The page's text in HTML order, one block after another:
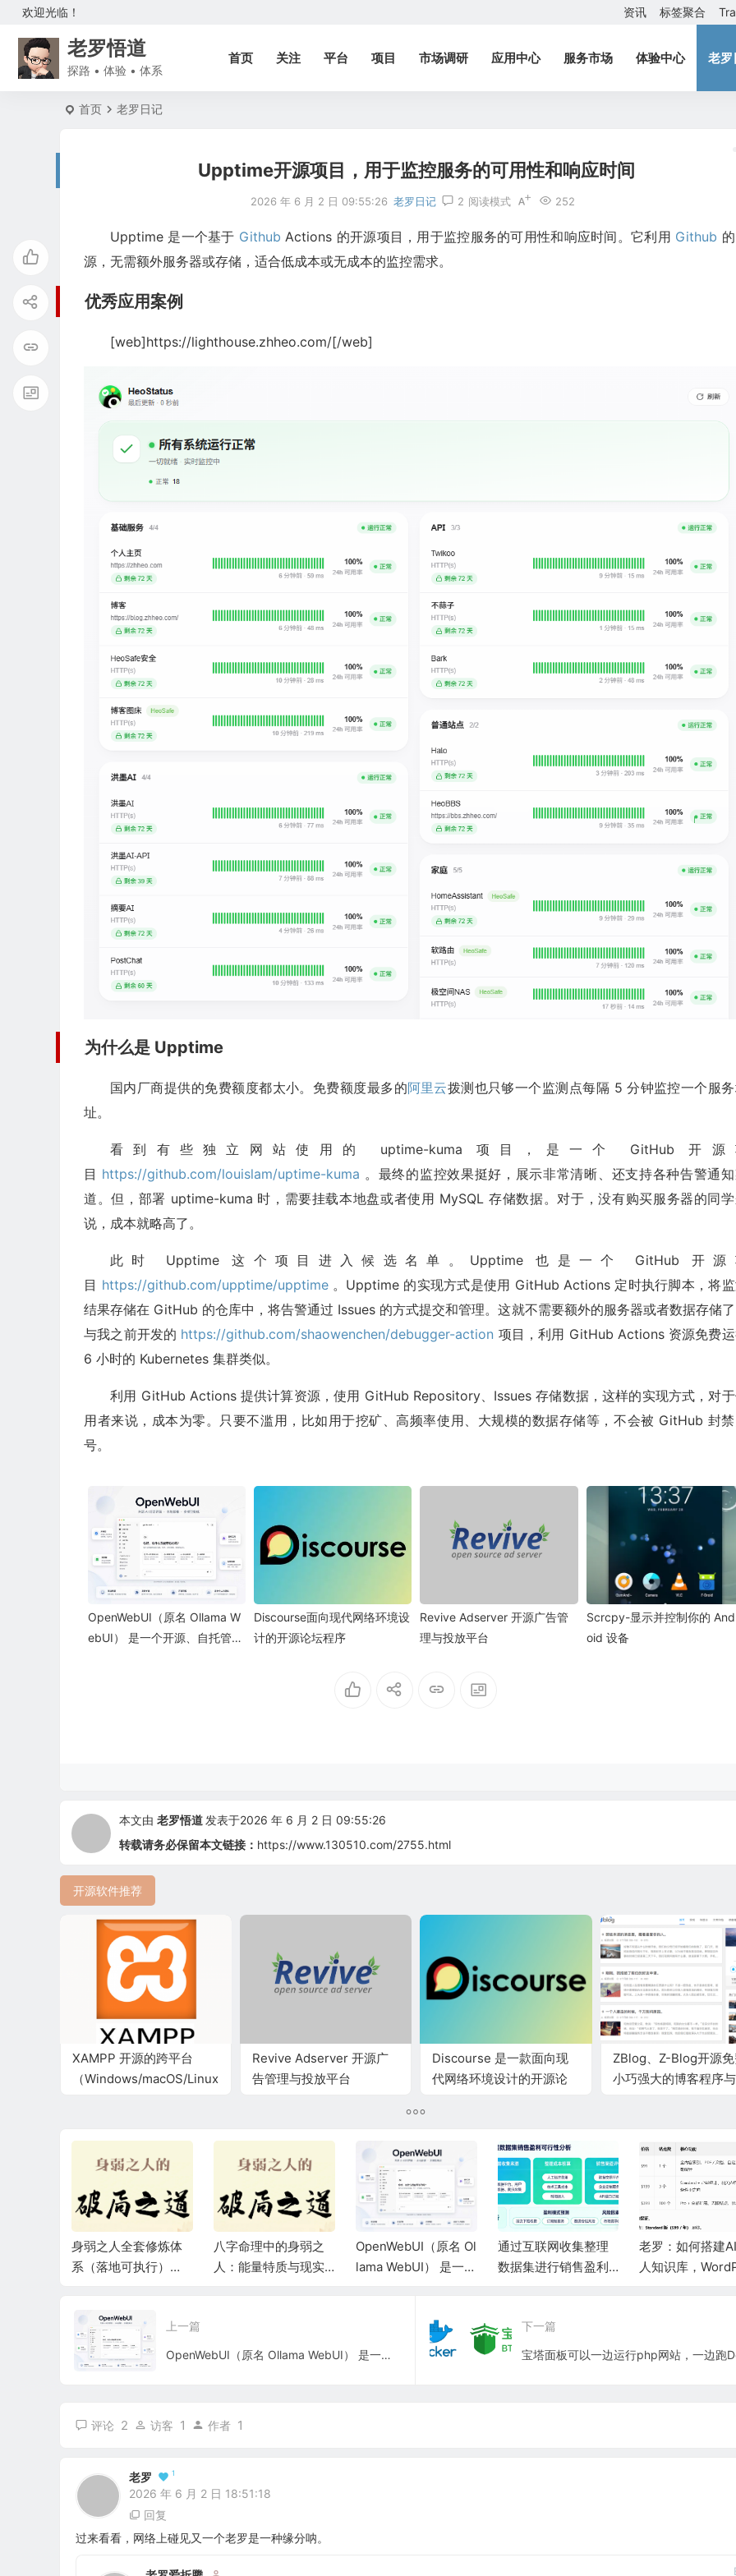
欢迎光临！ 资讯 标签聚合
老罗悟道
探路 • 体验 • 体系
首页 关注 平台 项目 市场调研 应用中心 服务市场 体验中心 老罗
首页 老罗日记
Upptime开源项目，用于监控服务的可用性和响应时间
2026 年 6 月 2 日 09:55:26 老罗日记 2 252
阅读模式
Upptime 是一个基于 Github Actions 的开源项目，用于监控服务的可用性和响应时间。它利用 Github
源，无需额外服务器或存储，适合低成本或无成本的监控需求。
优秀应用案例
[web]https://lighthouse.zhheo.com/[/web]
为什么是 Upptime
国内厂商提供的免费额度都太小。免费额度最多的阿里云拨测也只够一个监测点每隔 5 分钟监控一个服
址。
看到有些独立网站使用的 uptime-kuma 项目，是一个 GitHub 开源
目 https://github.com/louislam/uptime-kuma 。最终的监控效果挺好，展示非常清晰、还支持各种告警通
道。但，部署 uptime-kuma 时，需要挂载本地盘或者使用 MySQL 存储数据。对于，没有购买服务器的同
说，成本就略高了。
此时 Upptime 这个项目进入候选名单。Upptime 也是一个 GitHub 开源
目 https://github.com/upptime/upptime。Upptime 的实现方式是使用 GitHub Actions 定时执行脚本，将
结果存储在 GitHub 的仓库中，将告警通过 Issues 的方式提交和管理。这就不需要额外的服务器或者数据存储
与我之前开发的 https://github.com/shaowenchen/debugger-action 项目，利用 GitHub Actions 资源免费
6 小时的 Kubernetes 集群类似。
利用 GitHub Actions 提供计算资源，使用 GitHub Repository、Issues 存储数据，这样的实现方式，对
用者来说，成本为零。只要不滥用，比如用于挖矿、高频率使用、大规模的数据存储等，不会被 GitHub 封
号。
OpenWebUI（原名 Ollama W
ebUI） 是一个开源、自托管、
Discourse面向现代网络环境设
计的开源论坛程序
Revive Adserver 开源广告管
理与投放平台
Scrcpy-显示并控制你的
oid 设备
本文由 老罗悟道 发表于2026 年 6 月 2 日 09:55:26
转载请务必保留本文链接： https://www.130510.com/2755.html
开源软件推荐
XAMPP 开源的跨平台
（Windows/macOS/Linux）
Revive Adserver 开源广
告管理与投放平台
Discourse 是一款面向现
代网络环境设计的开源论
ZBlog、Z-Blog开源
小巧强大的博客程序与
身弱之人全套修炼体
系（落地可执行）
八字命理中的身弱之
人：能量特质与现实
OpenWebUI（原名 Ol
lama WebUI） 是一个
通过互联网收集整理
数据集进行销售盈利
老罗：如何搭建
人知识库，
上一篇
OpenWebUI（原名 Ollama WebUI） 是一个开源、自托管、隐私优先的 AI 聊天界面与平台
下一篇
评论 2 访客 1 作者 1
老罗 1
2026 年 6 月 2 日 18:51:18
回复
过来看看，网络上碰见又一个老罗是一种缘分呐。